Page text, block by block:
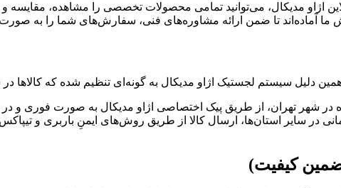
دلیل سیستم لجستیک اژاو مدیکال به گونه‌ای تنظیم شده که
شهر تهران، از طریق پیک اختصاصی اژاو مدیکال به صورت فوری و
در سایر استان‌ها، ارسال کالا از طریق روش‌های ایمنِ باربری و
کیفیت)